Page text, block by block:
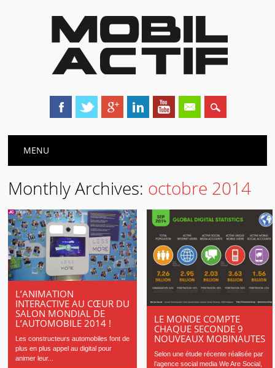
Main menu
MENU
Monthly Archives: octobre 2014
L’ANIMATION
INTERACTIVE AU CŒUR DU
SALON MONDIAL DE
L’AUTOMOBILE 2014 !
Les constructeurs automobiles font de
plus en plus appel au digital pour
animer leur...
LE MONDE COMPTE
CHAQUE SECONDE 9
NOUVEAUX MOBINAUTES
Selon une étude récente réalisée par
l’agence social media We Are Social,